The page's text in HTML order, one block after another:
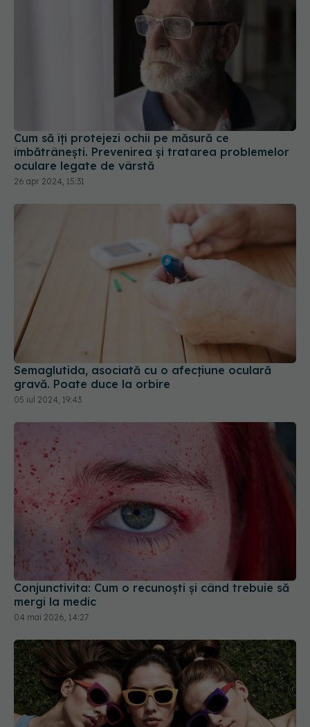
Cum să îți protejezi ochii pe măsură ce
îmbătrânești. Prevenirea și tratarea problemelor
oculare legate de vârstă
26 apr 2024, 15:31
Semaglutida, asociată cu o afecțiune oculară
gravă. Poate duce la orbire
05 iul 2024, 19:43
Conjunctivita: Cum o recunoști și când trebuie să
mergi la medic
04 mai 2026, 14:27